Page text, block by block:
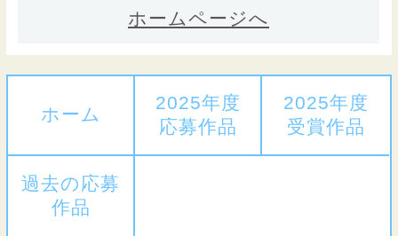
ホームページへ
ホーム
2025年度
応募作品
2025年度
受賞作品
過去の応募
作品